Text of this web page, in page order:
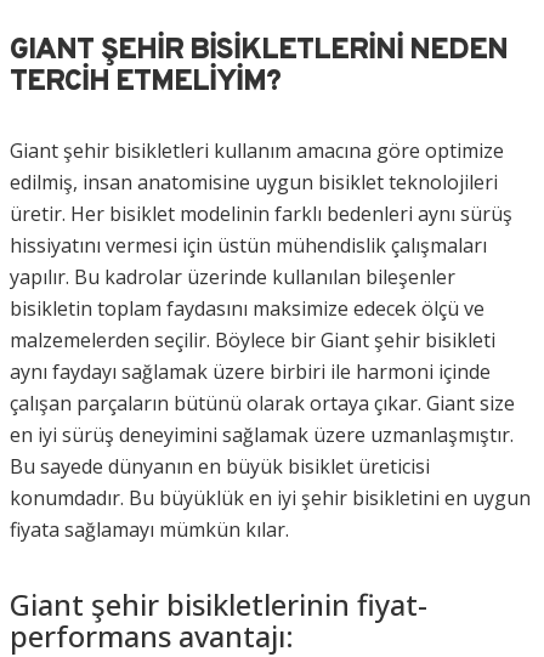
GIANT ŞEHIR BISIKLETLERINI NEDEN
TERCIH ETMELIYIM?
Giant şehir bisikletleri kullanım amacına göre optimize
edilmiş, insan anatomisine uygun bisiklet teknolojileri
üretir. Her bisiklet modelinin farklı bedenleri aynı sürüş
hissiyatını vermesi için üstün mühendislik çalışmaları
yapılır. Bu kadrolar üzerinde kullanılan bileşenler
bisikletin toplam faydasını maksimize edecek ölçü ve
malzemelerden seçilir. Böylece bir Giant şehir bisikleti
aynı faydayı sağlamak üzere birbiri ile harmoni içinde
çalışan parçaların bütünü olarak ortaya çıkar. Giant size
en iyi sürüş deneyimini sağlamak üzere uzmanlaşmıştır.
Bu sayede dünyanın en büyük bisiklet üreticisi
konumdadır. Bu büyüklük en iyi şehir bisikletini en uygun
fiyata sağlamayı mümkün kılar.
Giant şehir bisikletlerinin fiyat-
performans avantajı: